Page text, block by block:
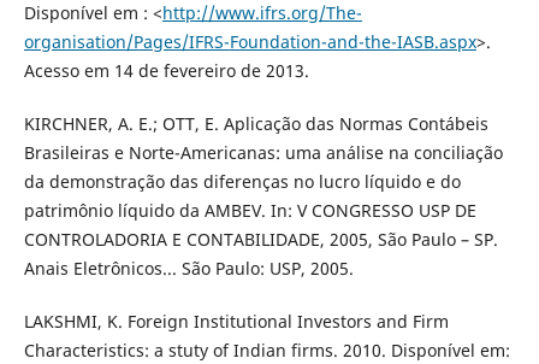
Disponível em : <http://www.ifrs.org/The-
organisation/Pages/IFRS-Foundation-and-the-IASB.aspx>.
Acesso em 14 de fevereiro de 2013.
KIRCHNER, A. E.; OTT, E. Aplicação das Normas Contábeis
Brasileiras e Norte-Americanas: uma análise na conciliação
da demonstração das diferenças no lucro líquido e do
patrimônio líquido da AMBEV. In: V CONGRESSO USP DE
CONTROLADORIA E CONTABILIDADE, 2005, São Paulo – SP.
Anais Eletrônicos... São Paulo: USP, 2005.
LAKSHMI, K. Foreign Institutional Investors and Firm
Characteristics: a stuty of Indian firms. 2010. Disponível em: